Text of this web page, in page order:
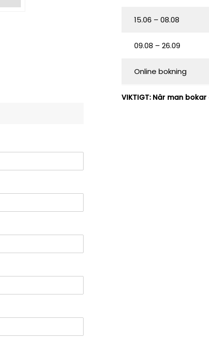
15.06 – 08.08
09.08 – 26.09
Online bokning
VIKTIGT: När man